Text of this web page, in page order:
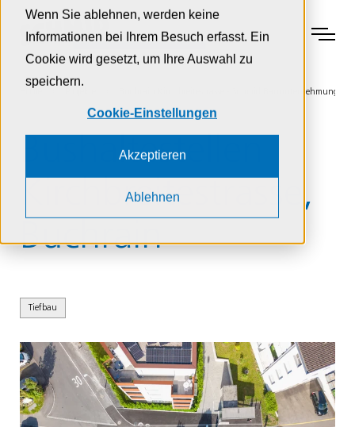
Wenn Sie ablehnen, werden keine
Informationen bei Ihrem Besuch erfasst. Ein
Cookie wird gesetzt, um Ihre Auswahl zu
speichern.
Cookie-Einstellungen
Akzeptieren
Ablehnen
Zur Navigation
Zur Suche
Zum Inhalt
Menu
Buchrain Kirchbreitestrasse - Schmid Bauunternehmung AG
Bushalte­stellen
Kirch­breite­strasse,
Buchrain
Tiefbau